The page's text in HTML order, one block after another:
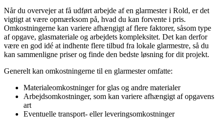
Når du overvejer at få udført arbejde af en glarmester i Rold, er det
vigtigt at være opmærksom på, hvad du kan forvente i pris.
Omkostningerne kan variere afhængigt af flere faktorer, såsom type
af opgave, glasmateriale og arbejdets kompleksitet. Det kan derfor
være en god idé at indhente flere tilbud fra lokale glarmestre, så du
kan sammenligne priser og finde den bedste løsning for dit projekt.
Generelt kan omkostningerne til en glarmester omfatte:
Materialeomkostninger for glas og andre materialer
Arbejdsomkostninger, som kan variere afhængigt af opgavens
art
Eventuelle transport- eller leveringsomkostninger